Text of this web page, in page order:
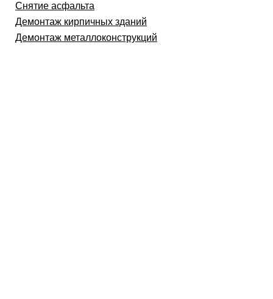
Снятие асфальта
Демонтаж кирпичных зданий
Демонтаж металлоконструкций